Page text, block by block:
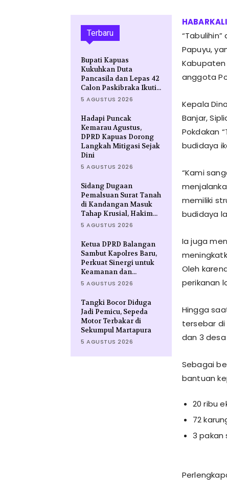
Terbaru
Bupati Kapuas
Kukuhkan Duta
Pancasila dan Lepas 42
Calon Paskibraka Ikuti...
5 AGUSTUS 2026
Hadapi Puncak
Kemarau Agustus,
DPRD Kapuas Dorong
Langkah Mitigasi Sejak
Dini
5 AGUSTUS 2026
Sidang Dugaan
Pemalsuan Surat Tanah
di Kandangan Masuk
Tahap Krusial, Hakim...
5 AGUSTUS 2026
Ketua DPRD Balangan
Sambut Kapolres Baru,
Perkuat Sinergi untuk
Keamanan dan...
5 AGUSTUS 2026
Tangki Bocor Diduga
Jadi Pemicu, Sepeda
Motor Terbakar di
Sekumpul Martapura
5 AGUSTUS 2026
Papuyu,
Kabupaten
anggota
Kepala
Banjar,
Pokdakan
budidaya
“Kami
memiliki
budidaya
Ia juga
Oleh
perikanan
Hingga
tersebar
dan 3
Sebagai
bantuan
20 ribu
72
3